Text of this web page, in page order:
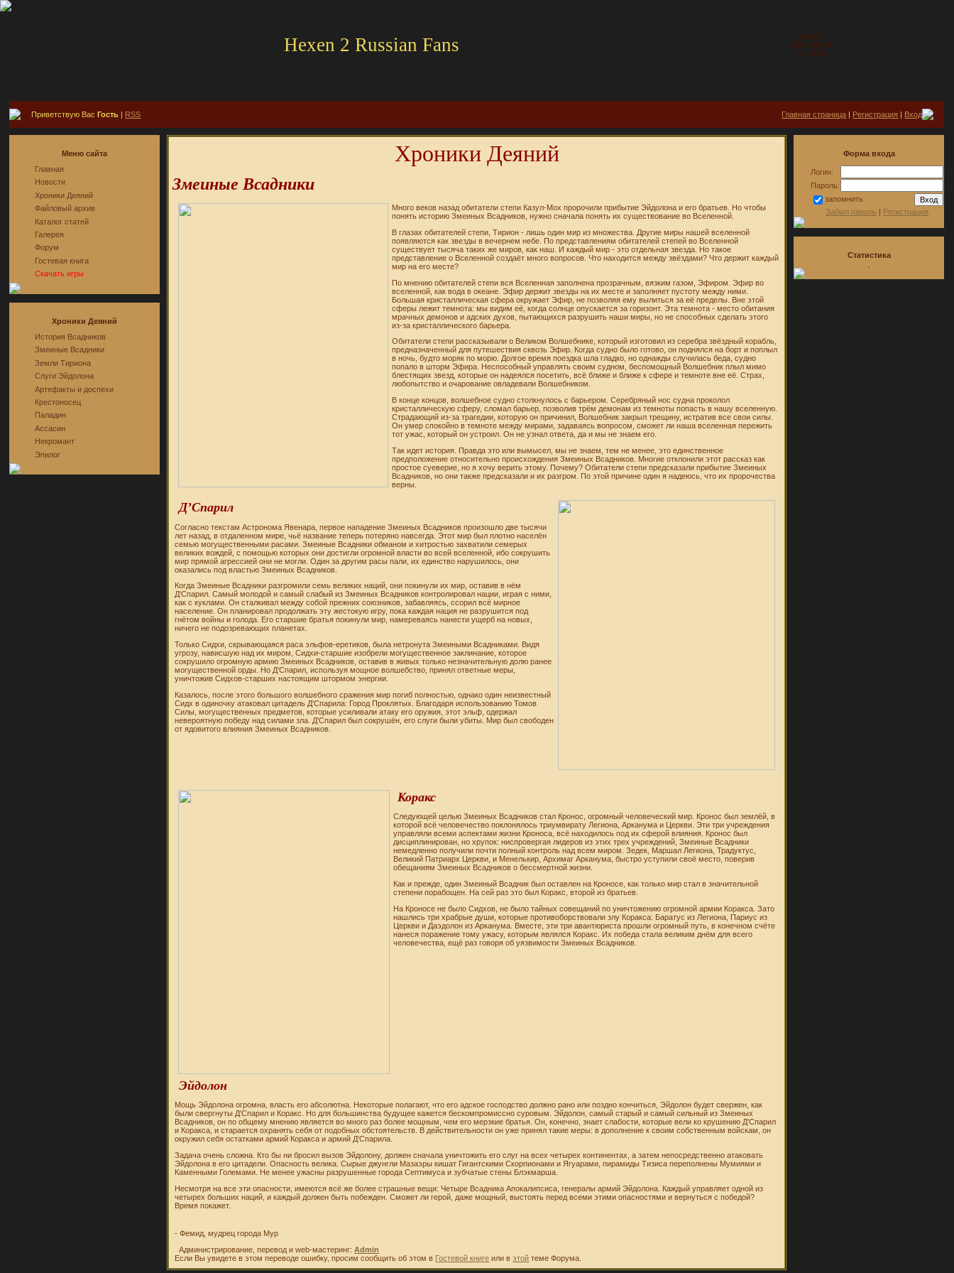
Hexen 2 Russian Fans
Четверг
2026-08-06
22:19:55
Приветствую ВасГость | RSS Главная страница | Регистрация | Вход
Меню сайта
Главная
Новости
Хроники Деяний
Файловый архив
Каталог статей
Галерея
Форум
Гостевая книга
Скачать игры
Хроники Деяний
История Всадников
Змеиные Всадники
Земли Тириона
Слуги Эйдолона
Артефакты и доспехи
Крестоносец
Паладин
Ассасин
Некромант
Эпилог
Хроники Деяний
Змеиные Всадники
Много веков назад обитатели степи Казул-Мох пророчили прибытие Эйдолона и его братьев. Но чтобы
понять историю Змеиных Всадников, нужно сначала понять их существование во Вселенной.
В глазах обитателей степи, Тирион - лишь один мир из множества. Другие миры нашей вселенной
появляются как звезды в вечернем небе. По представлениям обитателей степей во Вселенной
существует тысяча таких же миров, как наш. И каждый мир - это отдельная звезда. Но такое
представление о Вселенной создаёт много вопросов. Что находится между звёздами? Что держит каждый
мир на его месте?
По мнению обитателей степи вся Вселенная заполнена прозрачным, вязким газом, Эфиром. Эфир во
вселенной, как вода в океане. Эфир держит звезды на их месте и заполняет пустоту между ними.
Большая кристаллическая сфера окружает Эфир, не позволяя ему вылиться за её пределы. Вне этой
сферы лежит темнота: мы видим её, когда солнце опускается за горизонт. Эта темнота - место обитания
мрачных демонов и адских духов, пытающихся разрушить наши миры, но не способных сделать этого
из-за кристаллического барьера.
Обитатели степи рассказывали о Великом Волшебнике, который изготовил из серебра звёздный корабль,
предназначенный для путешествия сквозь Эфир. Когда судно было готово, он поднялся на борт и поплыл
в ночь, будто моряк по морю. Долгое время поездка шла гладко, но однажды случилась беда, судно
попало в шторм Эфира. Неспособный управлять своим судном, беспомощный Волшебник плыл мимо
блестящих звезд, которые он надеялся посетить, всё ближе и ближе к сфере и темноте вне её. Страх,
любопытство и очарование овладевали Волшебником.
В конце концов, волшебное судно столкнулось с барьером. Серебряный нос судна проколол
кристаллическую сферу, сломал барьер, позволив трём демонам из темноты попасть в нашу вселенную.
Страдающий из-за трагедии, которую он причинил, Волшебник закрыл трещину, истратив все свои силы.
Он умер спокойно в темноте между мирами, задаваясь вопросом, сможет ли наша вселенная пережить
тот ужас, который он устроил. Он не узнал ответа, да и мы не знаем его.
Так идет история. Правда это или вымысел, мы не знаем, тем не менее, это единственное
предположение относительно происхождения Змеиных Всадников. Многие отклонили этот рассказ как
простое суеверие, но я хочу верить этому. Почему? Обитатели степи предсказали прибытие Змеиных
Всадников, но они также предсказали и их разгром. По этой причине один я надеюсь, что их пророчества
верны.
Д’Спарил
Согласно текстам Астронома Явенара, первое нападение Змеиных Всадников произошло две тысячи
лет назад, в отдаленном мире, чьё название теперь потеряно навсегда. Этот мир был плотно населён
семью могущественными расами. Змеиные Всадники обманом и хитростью захватили семерых
великих вождей, с помощью которых они достигли огромной власти во всей вселенной, ибо сокрушить
мир прямой агрессией они не могли. Один за другим расы пали, их единство нарушилось, они
оказались под властью Змеиных Всадников.
Когда Змеиные Всадники разгромили семь великих наций, они покинули их мир, оставив в нём
Д'Спарил. Самый молодой и самый слабый из Змеиных Всадников контролировал нации, играя с ними,
как с куклами. Он сталкивал между собой прежних союзников, забавляясь, ссорил всё мирное
население. Он планировал продолжать эту жестокую игру, пока каждая нация не разрушится под
гнётом войны и голода. Его старшие братья покинули мир, намереваясь нанести ущерб на новых,
ничего не подозревающих планетах.
Только Сидхи, скрывающаяся раса эльфов-еретиков, была нетронута Змеиными Всадниками. Видя
угрозу, нависшую над их миром, Сидхи-старшие изобрели могущественное заклинание, которое
сокрушило огромную армию Змеиных Всадников, оставив в живых только незначительную долю ранее
могущественной орды. Но Д'Спарил, используя мощное волшебство, принял ответные меры,
уничтожив Сидхов-старших настоящим штормом энергии.
Казалось, после этого большого волшебного сражения мир погиб полностью, однако один неизвестный
Сидх в одиночку атаковал цитадель Д'Спарила: Город Проклятых. Благодаря использованию Томов
Силы, могущественных предметов, которые усиливали атаку его оружия, этот эльф, одержал
невероятную победу над силами зла. Д'Спарил был сокрушён, его слуги были убиты. Мир был свободен
от ядовитого влияния Змеиных Всадников.
Коракс
Следующей целью Змеиных Всадников стал Кронос, огромный человеческий мир. Кронос был землёй, в
которой всё человечество поклонялось триумвирату Легиона, Арканума и Церкви. Эти три учреждения
управляли всеми аспектами жизни Кроноса, всё находилось под их сферой влияния. Кронос был
дисциплинирован, но хрупок: ниспровергая лидеров из этих трех учреждений, Змеиные Всадники
немедленно получили почти полный контроль над всем миром. Зедек, Маршал Легиона, Традуктус,
Великий Патриарх Церкви, и Менелькир, Архимаг Арканума, быстро уступили своё место, поверив
обещаниям Змеиных Всадников о бессмертной жизни.
Как и прежде, один Змеиный Всадник был оставлен на Кроносе, как только мир стал в значительной
степени порабощен. На сей раз это был Коракс, второй из братьев.
На Кроносе не было Сидхов, не было тайных совещаний по уничтожению огромной армии Коракса. Зато
нашлись три храбрые души, которые противоборствовали злу Коракса: Баратус из Легиона, Париус из
Церкви и Даэдолон из Арканума. Вместе, эти три авантюриста прошли огромный путь, в конечном счёте
нанеся поражение тому ужасу, которым являлся Коракс. Их победа стала великим днём для всего
человечества, ещё раз говоря об уязвимости Змеиных Всадников.
Эйдолон
Мощь Эйдолона огромна, власть его абсолютна. Некоторые полагают, что его адское господство должно рано или поздно кончиться, Эйдолон будет свержен, как
были свергнуты Д'Спарил и Коракс. Но для большинства будущее кажется бескомпромиссно суровым. Эйдолон, самый старый и самый сильный из Змеиных
Всадников, он по общему мнению является во много раз более мощным, чем его мерзкие братья. Он, конечно, знает слабости, которые вели ко крушению Д'Спарил
и Коракса, и старается охранять себя от подобных обстоятельств. В действительности он уже принял такие меры: в дополнение к своим собственным войскам, он
окружил себя остатками армий Коракса и армий Д'Спарила.
Задача очень сложна. Кто бы ни бросил вызов Эйдолону, должен сначала уничтожить его слуг на всех четырех континентах, а затем непосредственно атаковать
Эйдолона в его цитадели. Опасность велика. Сырые джунгли Мазаэры кишат Гигантскими Скорпионами и Ягуарами, пирамиды Тизиса переполнены Мумиями и
Каменными Големами. Не менее ужасны разрушенные города Септимуса и зубчатые стены Блэкмарша.
Несмотря на все эти опасности, имеются всё же более страшные вещи: Четыре Всадника Апокалипсиса, генералы армий Эйдолона. Каждый управляет одной из
четырех больших наций, и каждый должен быть побежден. Сможет ли герой, даже мощный, выстоять перед всеми этими опасностями и вернуться с победой?
Время покажет.
- Фемид, мудрец города Мур
Администрирование, перевод и web-мастеринг:Admin
Если Вы увидете в этом переводе ошибку, просим сообщить об этом в Гостевой книге или вэтой теме Форума.
Форма входа
Логин:
Пароль:
запомнить
Забыл пароль | Регистрация
Статистика